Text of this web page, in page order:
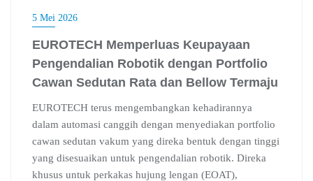
5 Mei 2026
EUROTECH Memperluas Keupayaan
Pengendalian Robotik dengan Portfolio
Cawan Sedutan Rata dan Bellow Termaju
EUROTECH terus mengembangkan kehadirannya
dalam automasi canggih dengan menyediakan portfolio
cawan sedutan vakum yang direka bentuk dengan tinggi
yang disesuaikan untuk pengendalian robotik. Direka
khusus untuk perkakas hujung lengan (EOAT),